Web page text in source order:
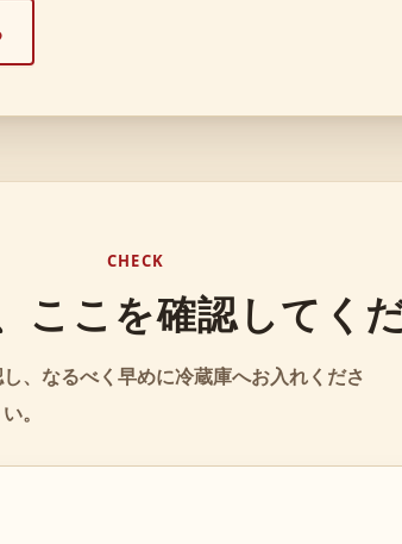
CHECK
ここを確認してく
、なるべく早めに冷蔵庫へお入れくださ
い。